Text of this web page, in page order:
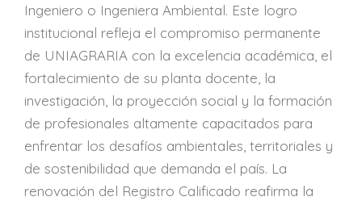
Ingeniero o Ingeniera Ambiental. Este logro
institucional refleja el compromiso permanente
de UNIAGRARIA con la excelencia académica, el
fortalecimiento de su planta docente, la
investigación, la proyección social y la formación
de profesionales altamente capacitados para
enfrentar los desafíos ambientales, territoriales y
de sostenibilidad que demanda el país. La
renovación del Registro Calificado reafirma la